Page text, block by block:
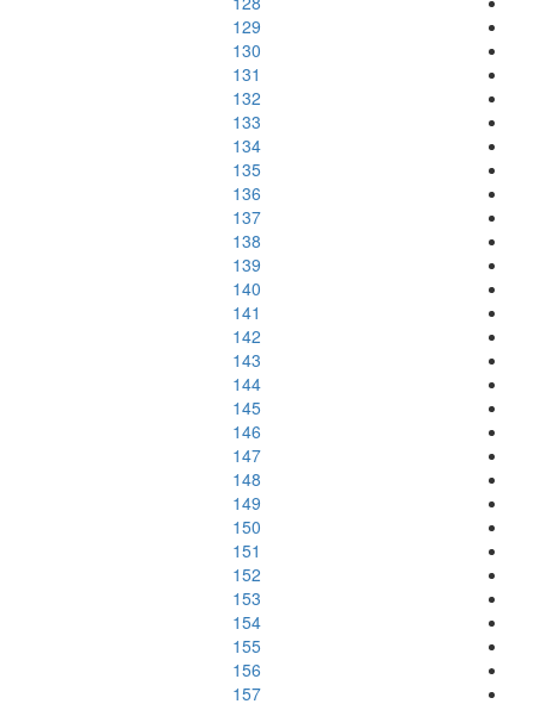
129
130
131
132
133
134
135
136
137
138
139
140
141
142
143
144
145
146
147
148
149
150
151
152
153
154
155
156
157